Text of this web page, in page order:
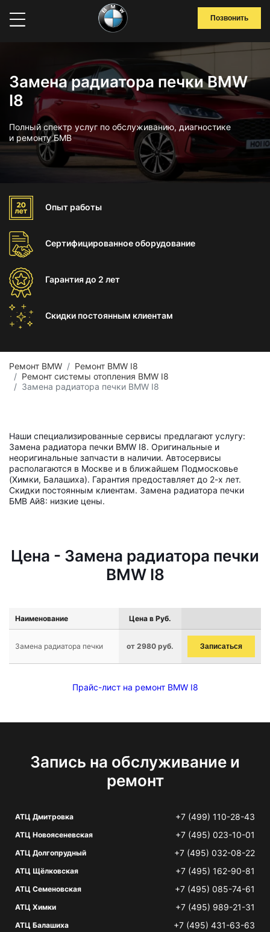
Позвонить
Замена радиатора печки BMW
I8
Полный спектр услуг по обслуживанию, диагностике
и ремонту БМВ
Опыт работы
Сертифицированноеоборудование
Гарантиядо 2 лет
Скидки постоянным клиентам
Ремонт BMW
Ремонт BMW I8
Ремонт системы отопления BMW I8
Замена радиатора печки BMW I8
Наши специализированные сервисы предлагают услугу:
Замена радиатора печки BMW I8. Оригинальные и
неоригинальные запчасти в наличии. Автосервисы
располагаются в Москве и в ближайшем Подмосковье
(Химки, Балашиха). Гарантия предоставляет до 2-х лет.
Скидки постоянным клиентам. Замена радиатора печки
БМВ Ай8: низкие цены.
Цена - Замена радиатора печки
BMW I8
Наименование Цена в Руб.
Замена радиатора печки от 2980 руб. Записаться
Прайс-лист на ремонт BMW I8
Запись на обслуживание и
ремонт
АТЦ Дмитровка +7 (499) 110-28-43
АТЦ Новоясеневская +7 (495) 023-10-01
АТЦ Долгопрудный +7 (495) 032-08-22
АТЦ Щёлковская +7 (495) 162-90-81
АТЦ Семеновская +7 (495) 085-74-61
АТЦ Химки +7 (495) 989-21-31
АТЦ Балашиха +7 (495) 431-63-63